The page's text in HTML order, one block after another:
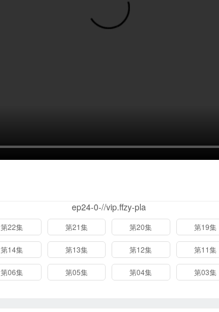
ep24-0-//vip.ffzy-pla
第22集 第21集 第20集 第19集
第14集 第13集 第12集 第11集
第06集 第05集 第04集 第03集